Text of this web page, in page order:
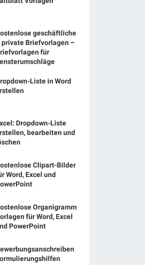
geschäftliche
private Briefvorlagen –
für
Liste in Word
Dropdown-Liste
bearbeiten und
Clipart-Bilder
Word, Excel und
Organigramm
für Word, Excel
PowerPoint